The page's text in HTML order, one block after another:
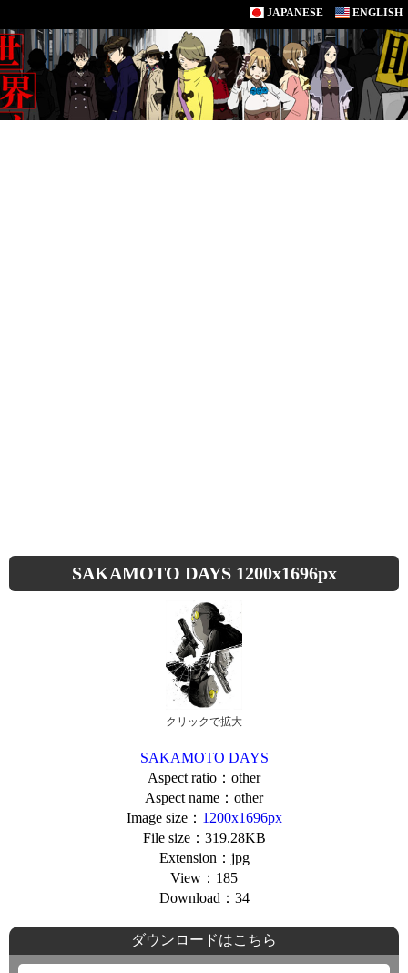
JAPANESE ENGLISH
SAKAMOTO DAYS 1200x1696px
クリックで拡大
SAKAMOTO DAYS
Aspect ratio：other
Aspect name：other
Image size： 1200x1696px
File size：319.28KB
Extension：jpg
View：185
Download：34
ダウンロードはこちら